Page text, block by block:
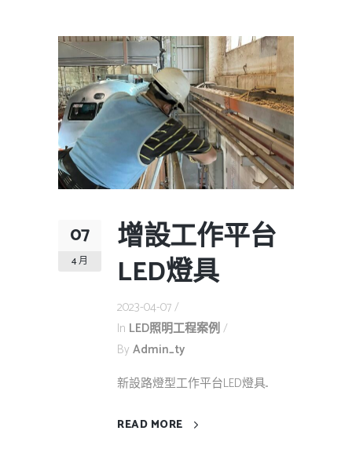
07
4 月
增設工作平台
LED燈具
2023-04-07
In LED照明工程案例
By Admin_ty
新設路燈型工作平台LED燈具...
READ MORE